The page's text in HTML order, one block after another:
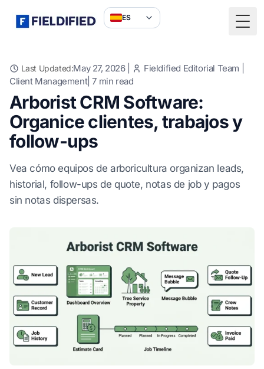
ES
Last Updated:May 27, 2026| Fieldified Editorial Team
Client Management|7 min read
Arborist CRM Software:
Organice clientes, trabajos y
follow-ups
Vea cómo equipos de arboricultura organizan leads,
historial, follow-ups de quote, notas de job y pagos
sin notas dispersas.